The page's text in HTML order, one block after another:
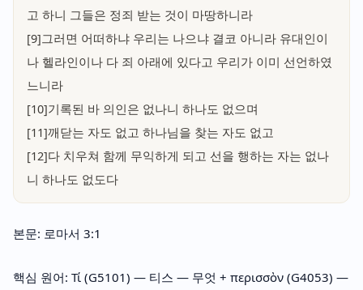
고 하니 그들은 정죄 받는 것이 마땅하니라
[9]그러면 어떠하냐 우리는 나으냐 결코 아니라 유대인이
나 헬라인이나 다 죄 아래에 있다고 우리가 이미 선언하였
느니라
[10]기록된 바 의인은 없나니 하나도 없으며
[11]깨닫는 자도 없고 하나님을 찾는 자도 없고
[12]다 치우쳐 함께 무익하게 되고 선을 행하는 자는 없나
니 하나도 없도다
본문: 로마서 3:1
핵심 원어: Τί (G5101) — 티스 — 무엇 + περισσὸν (G4053) —